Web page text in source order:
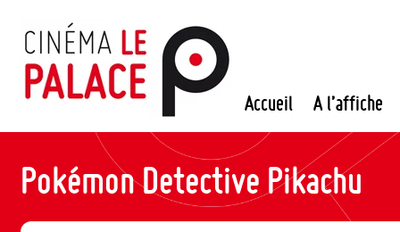
contenu
Accueil A l’affiche
Pokémon Detective Pikachu